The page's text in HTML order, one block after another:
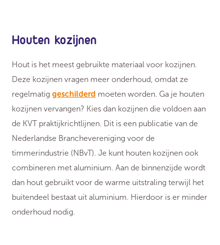
Houten kozijnen
Hout is het meest gebruikte materiaal voor kozijnen.
Deze kozijnen vragen meer onderhoud, omdat ze
regelmatig geschilderd moeten worden. Ga je houten
kozijnen vervangen? Kies dan kozijnen die voldoen aan
de KVT praktijkrichtlijnen. Dit is een publicatie van de
Nederlandse Branchevereniging voor de
timmerindustrie (NBvT). Je kunt houten kozijnen ook
combineren met aluminium. Aan de binnenzijde wordt
dan hout gebruikt voor de warme uitstraling terwijl het
buitendeel bestaat uit aluminium. Hierdoor is er minder
onderhoud nodig.